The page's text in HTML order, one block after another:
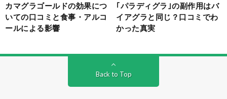
カマグラゴールドの効果につ
いての口コミと食事・アルコ
ールによる影響
｢パラディグラ｣の副作用はバ
イアグラと同じ？口コミでわ
かった真実
Back to Top